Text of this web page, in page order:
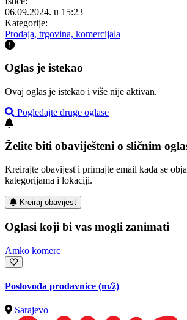
06.09.2024. u 15:23
Kategorije:
Prodaja, trgovina, komercijala
Oglas je istekao
Ovaj oglas je istekao i više nije aktivan.
Pogledajte druge oglase
Želite biti obaviješteni o sličnim
Kreirajte obavijest i primajte email kada se
kategorijama i lokaciji.
Kreiraj obavijest
Oglasi koji bi vas mogli zanimati
Amko komerc
Poslovođa prodavnice (m/ž)
Sarajevo